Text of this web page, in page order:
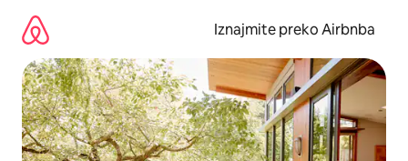
sadržaj
Iznajmite preko Airbnba